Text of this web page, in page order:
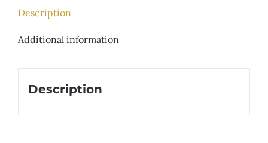
Description
Additional information
Description